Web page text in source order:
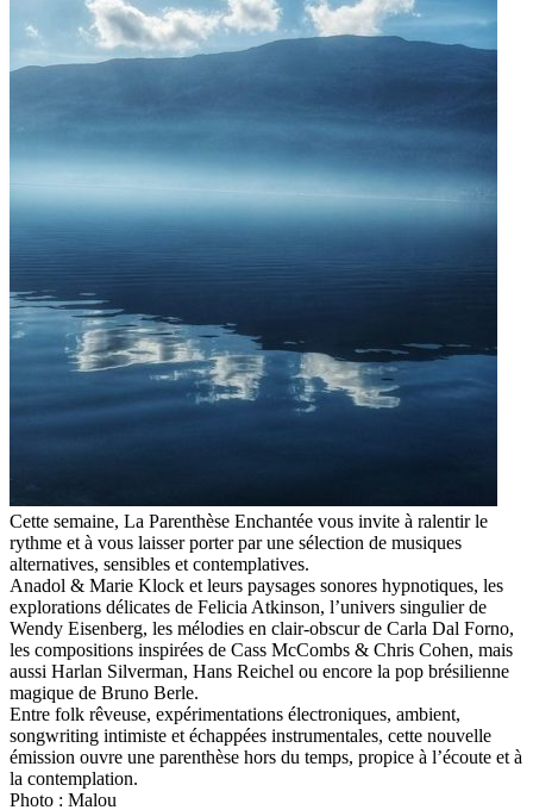
Cette semaine, La Parenthèse Enchantée vous invite à ralentir le
rythme et à vous laisser porter par une sélection de musiques
alternatives, sensibles et contemplatives.
Anadol & Marie Klock et leurs paysages sonores hypnotiques, les
explorations délicates de Felicia Atkinson, l’univers singulier de
Wendy Eisenberg, les mélodies en clair-obscur de Carla Dal Forno,
les compositions inspirées de Cass McCombs & Chris Cohen, mais
aussi Harlan Silverman, Hans Reichel ou encore la pop brésilienne
magique de Bruno Berle.
Entre folk rêveuse, expérimentations électroniques, ambient,
songwriting intimiste et échappées instrumentales, cette nouvelle
émission ouvre une parenthèse hors du temps, propice à l’écoute et à
la contemplation.
Photo : Malou